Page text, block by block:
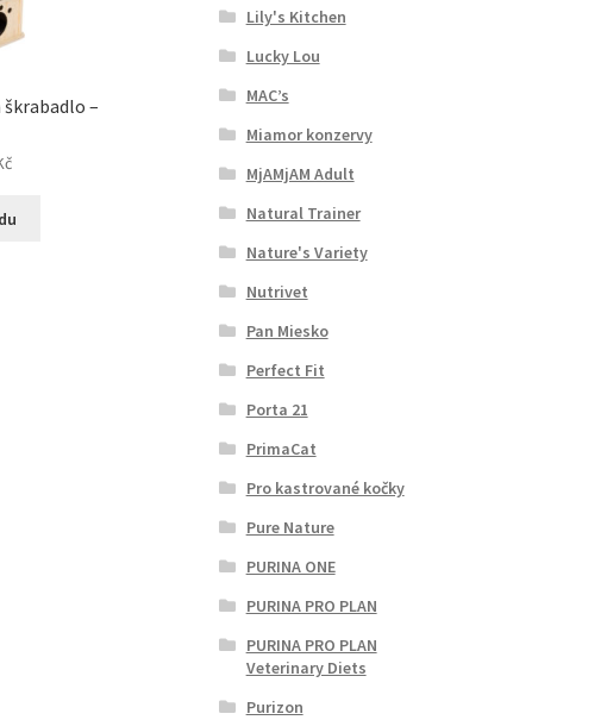
–
Lily's Kitchen
Lucky Lou
MAC’s
Miamor konzervy
MjAMjAM Adult
Natural Trainer
Nature's Variety
Nutrivet
Pan Miesko
Perfect Fit
Porta 21
PrimaCat
Pro kastrované kočky
Pure Nature
PURINA ONE
PURINA PRO PLAN
PURINA PRO PLAN
Veterinary Diets
Purizon